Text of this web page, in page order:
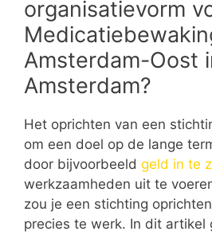
organisatievorm
Amsterdam-Oost
Amsterdam?
Het oprichten van een
om een doel op de lange
door bijvoorbeeld geld in te
werkzaamheden uit te
zou je een stichting
precies te werk. In dit artikel